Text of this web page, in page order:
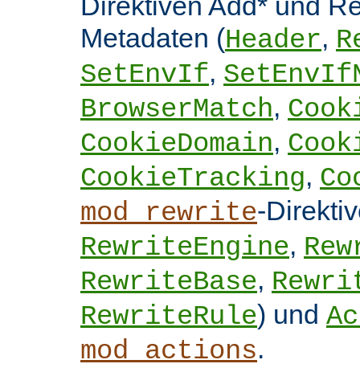
Metadaten (Header,
SetEnvIf,
BrowserMatch,
CookieDomain,
CookieTracking,
mod_rewrite-
RewriteEngine,
RewriteBase,
RewriteRule) und
mod_actions.